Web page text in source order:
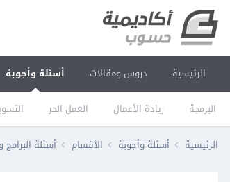
الرئيسية دروس ومقالات أسئلة وأجوبة
البرمجة ريادة الأعمال العمل الحر
الرئيسية أسئلة وأجوبة الأقسام أسئلة البرامج